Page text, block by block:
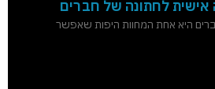
אישית לחתונה של חברים
היא אחת המחוות היפות שאפשר